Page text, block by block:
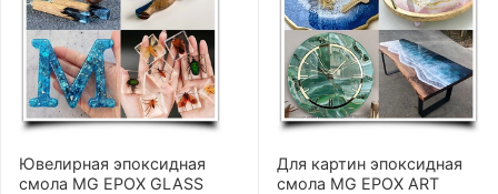
Ювелирная эпоксидная
смола MG EPOX GLASS
Для картин эпоксидная
смола MG EPOX ART